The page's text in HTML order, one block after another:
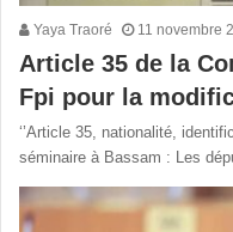
Yaya Traoré 11 novembre
Article 35 de la
Fpi pour la
‘’Article 35, nationalité,
séminaire à Bassam : Les